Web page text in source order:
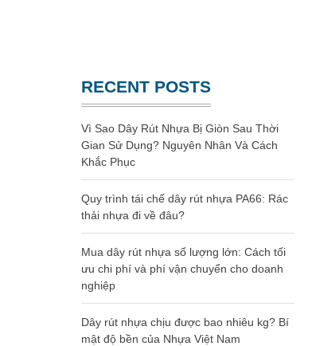
RECENT POSTS
Vì Sao Dây Rút Nhựa Bị Giòn Sau Thời
Gian Sử Dụng? Nguyên Nhân Và Cách
Khắc Phục
Quy trình tái chế dây rút nhựa PA66: Rác
thải nhựa đi về đâu?
Mua dây rút nhựa số lượng lớn: Cách tối
ưu chi phí và phí vận chuyển cho doanh
nghiệp
Dây rút nhựa chịu được bao nhiêu kg? Bí
mật độ bền của Nhựa Việt Nam